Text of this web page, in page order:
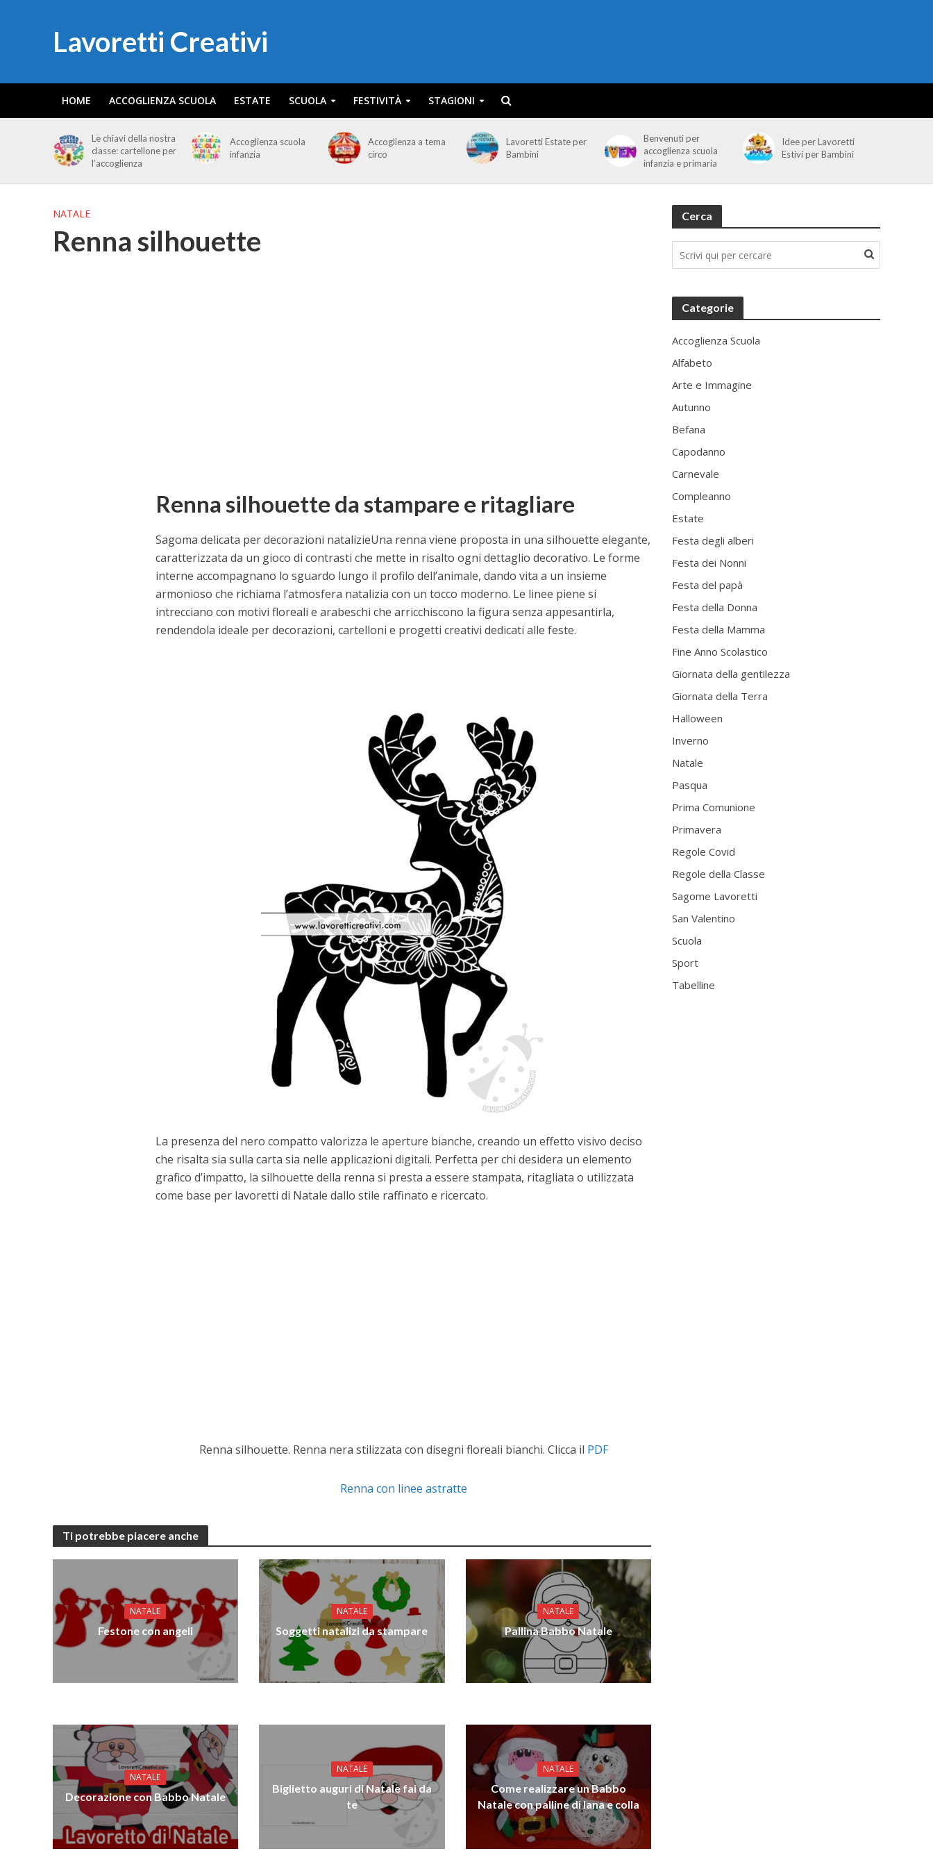
Lavoretti Creativi
HOME ACCOGLIENZA SCUOLA ESTATE SCUOLA FESTIVITÀ STAGIONI
Le chiavi della nostra
classe: cartellone per
l’accoglienza
Accoglienza scuola
infanzia
Accoglienza a tema
circo
Lavoretti Estate per
Bambini
Benvenuti per
accoglienza scuola
infanzia e primaria
Idee per Lavoretti
Estivi per Bambini
NATALE
Renna silhouette
Renna silhouette da stampare e ritagliare
Sagoma delicata per decorazioni natalizieUna renna viene proposta in una silhouette elegante,
caratterizzata da un gioco di contrasti che mette in risalto ogni dettaglio decorativo. Le forme
interne accompagnano lo sguardo lungo il profilo dell’animale, dando vita a un insieme
armonioso che richiama l’atmosfera natalizia con un tocco moderno. Le linee piene si
intrecciano con motivi floreali e arabeschi che arricchiscono la figura senza appesantirla,
rendendola ideale per decorazioni, cartelloni e progetti creativi dedicati alle feste.
La presenza del nero compatto valorizza le aperture bianche, creando un effetto visivo deciso
che risalta sia sulla carta sia nelle applicazioni digitali. Perfetta per chi desidera un elemento
grafico d’impatto, la silhouette della renna si presta a essere stampata, ritagliata o utilizzata
come base per lavoretti di Natale dallo stile raffinato e ricercato.
Renna silhouette. Renna nera stilizzata con disegni floreali bianchi. Clicca il PDF
Renna con linee astratte
Ti potrebbe piacere anche
NATALE
Festone con angeli
NATALE
Soggetti natalizi da stampare
NATALE
Pallina Babbo Natale
NATALE
Decorazione con Babbo Natale
NATALE
Biglietto auguri di Natale fai da
te
NATALE
Come realizzare un Babbo
Natale con palline di lana e colla
Cerca
Categorie
Accoglienza Scuola
Alfabeto
Arte e Immagine
Autunno
Befana
Capodanno
Carnevale
Compleanno
Estate
Festa degli alberi
Festa dei Nonni
Festa del papà
Festa della Donna
Festa della Mamma
Fine Anno Scolastico
Giornata della gentilezza
Giornata della Terra
Halloween
Inverno
Natale
Pasqua
Prima Comunione
Primavera
Regole Covid
Regole della Classe
Sagome Lavoretti
San Valentino
Scuola
Sport
Tabelline